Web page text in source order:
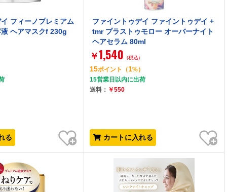
フィーノプレミアム
ヘアマスクf 230g
る
お気に入り
ファイントゥデイ ファイントゥデイ +
tmr プラストゥモロー オーバーナイト
ヘアセラム 80ml
￥1,540 (税込)
15ポイント （1%）
15営業日以内に出荷
送料： ￥550
カートに入れる
お気に入り